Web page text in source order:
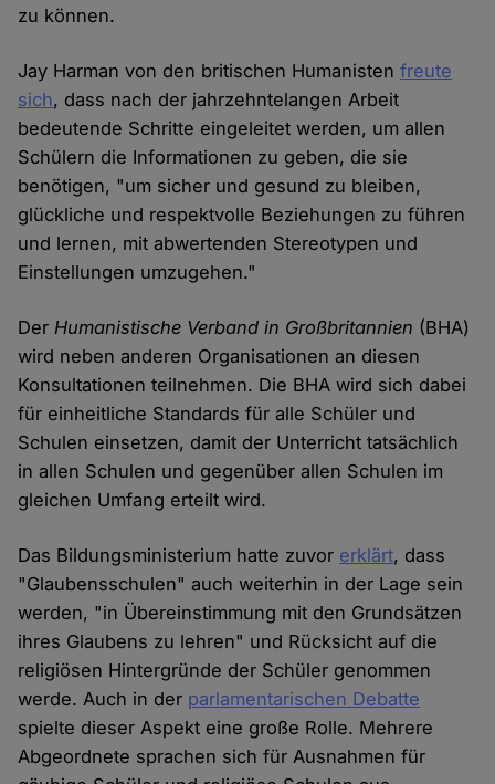
zu können.
Jay Harman von den britischen Humanistenfreute
sich, dass nach der jahrzehntelangen Arbeit
bedeutende Schritte eingeleitet werden, um allen
Schülern die Informationen zu geben, die sie
benötigen, "um sicher und gesund zu bleiben,
glückliche und respektvolle Beziehungen zu führen
und lernen, mit abwertenden Stereotypen und
Einstellungen umzugehen."
DerHumanistische Verband in Großbritannien (BHA)
wird neben anderen Organisationen an diesen
Konsultationen teilnehmen. Die BHA wird sich dabei
für einheitliche Standards für alle Schüler und
Schulen einsetzen, damit der Unterricht tatsächlich
in allen Schulen und gegenüber allen Schulen im
gleichen Umfang erteilt wird.
Das Bildungsministerium hatte zuvor erklärt, dass
"Glaubensschulen" auch weiterhin in der Lage sein
werden, "in Übereinstimmung mit den Grundsätzen
ihres Glaubens zu lehren" und Rücksicht auf die
religiösen Hintergründe der Schüler genommen
werde. Auch in der parlamentarischen Debatte
spielte dieser Aspekt eine große Rolle. Mehrere
Abgeordnete sprachen sich für Ausnahmen für